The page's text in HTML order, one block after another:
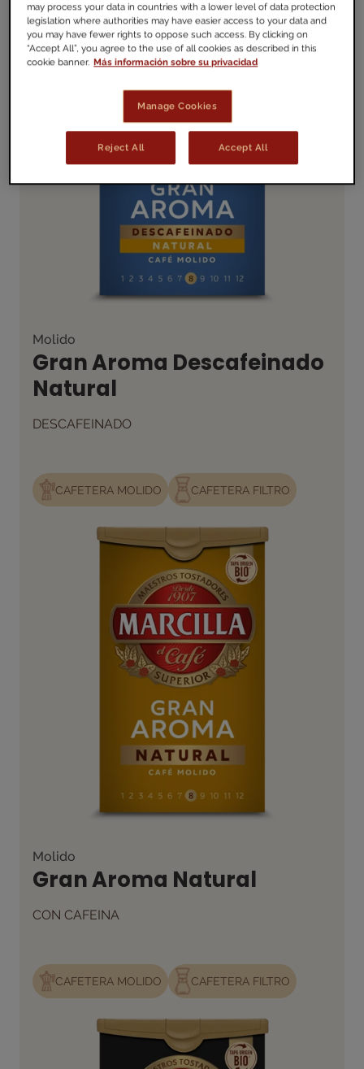
Molido
Gran Aroma Descafeinado
Natural
DESCAFEINADO
CAFETERA MOLIDO CAFETERA FILTRO
Molido
Gran Aroma Natural
CON CAFEINA
CAFETERA MOLIDO CAFETERA FILTRO
may process your data in countries with a lower level of data protection
legislation where authorities may have easier access to your data and
you may have fewer rights to oppose such access. By clicking on
“Accept All”, you agree to the use of all cookies as described in this
cookie banner. Más información sobre su privacidad
Manage Cookies
Reject All Accept All